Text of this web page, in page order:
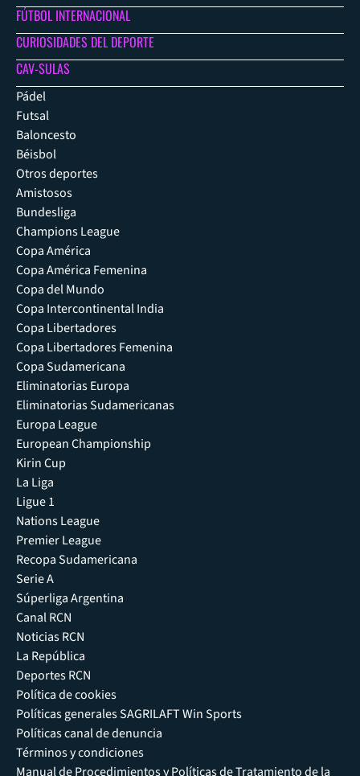
FÚTBOL INTERNACIONAL
CURIOSIDADES DEL DEPORTE
CAV-SULAS
Pádel
Futsal
Baloncesto
Béisbol
Otros deportes
Amistosos
Bundesliga
Champions League
Copa América
Copa América Femenina
Copa del Mundo
Copa Intercontinental India
Copa Libertadores
Copa Libertadores Femenina
Copa Sudamericana
Eliminatorias Europa
Eliminatorias Sudamericanas
Europa League
European Championship
Kirin Cup
La Liga
Ligue 1
Nations League
Premier League
Recopa Sudamericana
Serie A
Súperliga Argentina
Canal RCN
Noticias RCN
La República
Deportes RCN
Política de cookies
Políticas generales SAGRILAFT Win Sports
Políticas canal de denuncia
Términos y condiciones
Manual de Procedimientos y Políticas de Tratamiento de la